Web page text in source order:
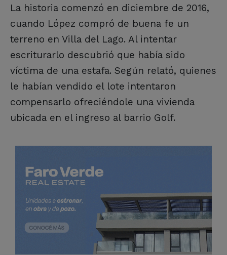
La historia comenzó en diciembre de 2016,
cuando López compró de buena fe un
terreno en Villa del Lago. Al intentar
escriturarlo descubrió que había sido
víctima de una estafa. Según relató, quienes
le habían vendido el lote intentaron
compensarlo ofreciéndole una vivienda
ubicada en el ingreso al barrio Golf.